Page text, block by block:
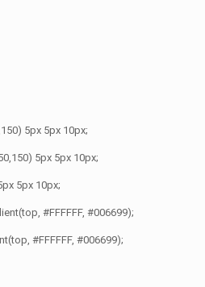
5px 5px 10px;
5px 5px 10px;
5px 10px;
#FFFFFF, #006699);
#FFFFFF, #006699);